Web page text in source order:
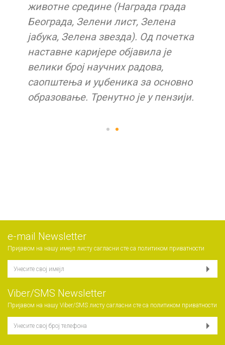
животне средине (Награда града
Београда, Зелени лист, Зелена
јабука, Зелена звезда). Од почетка
наставне каријере објавила је
велики број научних радова,
саопштења и уџбеника за основно
образовање. Тренутно је у пензији.
е-mail Newsletter
Пријавом на нашу имејл листу сагласни сте са политиком приватности
Viber/SMS Newsletter
Пријавом на нашу Viber/SMS листу сагласни сте са политиком приватности